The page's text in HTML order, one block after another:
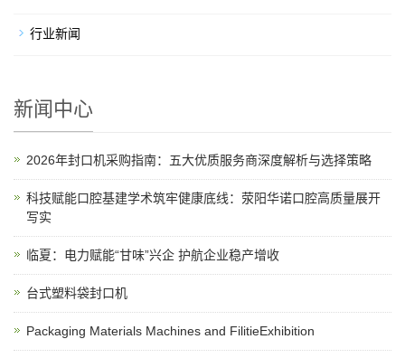
行业新闻
新闻中心
2026年封口机采购指南：五大优质服务商深度解析与选择策略
科技赋能口腔基建学术筑牢健康底线：荥阳华诺口腔高质量展开
写实
临夏：电力赋能“甘味”兴企 护航企业稳产增收
台式塑料袋封口机
Packaging Materials Machines and FilitieExhibition